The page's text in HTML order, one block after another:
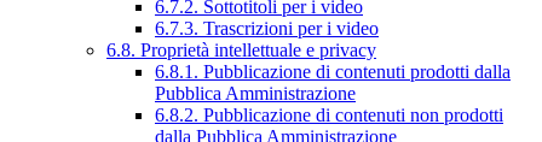
6.7.2. Sottotitoli per i video
6.7.3. Trascrizioni per i video
6.8. Proprietà intellettuale e privacy
6.8.1. Pubblicazione di contenuti prodotti dalla
Pubblica Amministrazione
6.8.2. Pubblicazione di contenuti non prodotti
dalla Pubblica Amministrazione